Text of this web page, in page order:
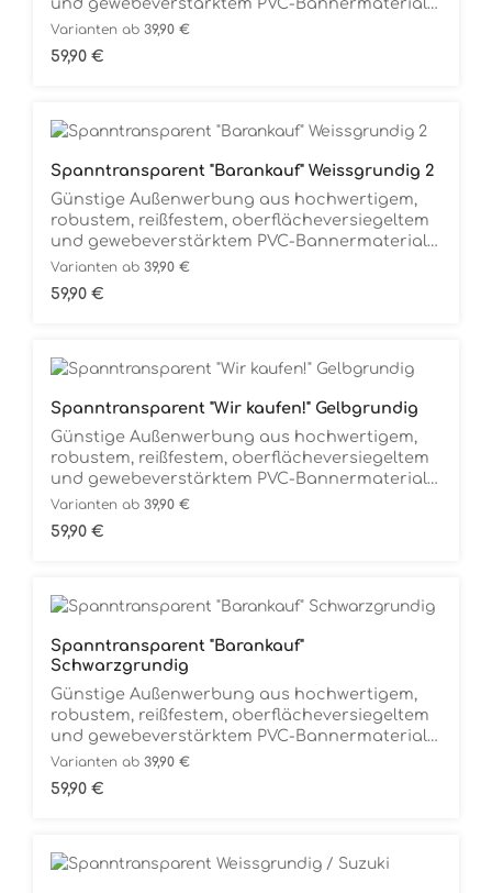
und gewebeverstärktem PVC-Bannermaterial
(680g/m2), komplett mit Messingösen zum
universellen Befestigen. Flexible Werbung,
überall einsatzfähig, speziell für den
gebrauchsfertig. Auspacken und Aufhängen.
Varianten ab 39,90 €
Regulärer Preis:
59,90 €
Spanntransparent "Barankauf" Weissgrundig 2
Günstige Außenwerbung aus hochwertigem,
robustem, reißfestem, oberflächeversiegeltem
und gewebeverstärktem PVC-Bannermaterial
(680g/m2), komplett mit Messingösen
(längsseitig) zum universellen Befestigen.
Flexible Werbung, überall einsatzfähig, speziell
gebrauchsfertig. Auspacken und Aufhängen.
Varianten ab 39,90 €
Regulärer Preis:
59,90 €
Spanntransparent "Wir kaufen!" Gelbgrundig
Günstige Außenwerbung aus hochwertigem,
robustem, reißfestem, oberflächeversiegeltem
und gewebeverstärktem PVC-Bannermaterial
(680g/m2), komplett mit Messingösen zum
universellen Befestigen. Flexible Werbung,
überall einsatzfähig, speziell für den
gebrauchsfertig. Auspacken und Aufhängen.
Varianten ab 39,90 €
Regulärer Preis:
59,90 €
Spanntransparent "Barankauf"
Schwarzgrundig
Günstige Außenwerbung aus hochwertigem,
robustem, reißfestem, oberflächeversiegeltem
und gewebeverstärktem PVC-Bannermaterial
(680g/m2), komplett mit Messingösen
(längsseitig) zum universellen Befestigen.
Flexible Werbung, überall einsatzfähig, speziell
gebrauchsfertig. Auspacken und Aufhängen.
Varianten ab 39,90 €
Regulärer Preis:
59,90 €